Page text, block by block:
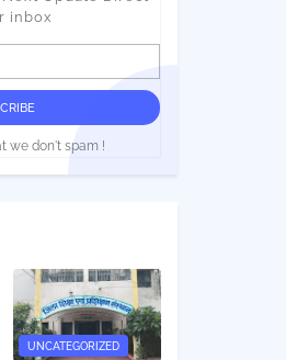
inbox
we don't spam !
UNCATEGORIZED